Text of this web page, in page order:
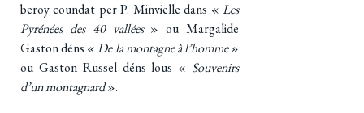
beroy coundat per P. Minvielle dans « Les
Pyrénées des 40 vallées» ou Margalide
Gaston déns «De la montagne à l’homme»
ou Gaston Russel déns lous « Souvenirs
d’un montagnard».